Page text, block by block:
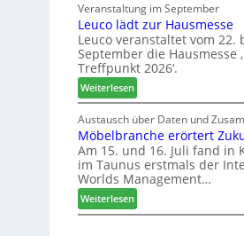
8
J
a
h
C
M
D
e
u
s
Veranstaltung im September
Leuco lädt zur Hausmesse
Leuco veranstaltet vom 22.
September die Hausmesse
Treffpunkt 2026‘.
Weiterlesen:
L
e
u
c
o
l
ä
d
Austausch über Daten und
Möbelbranche erörtert
Am 15. und 16. Juli fand in
im Taunus erstmals der
Worlds Management…
Weiterlesen:
M